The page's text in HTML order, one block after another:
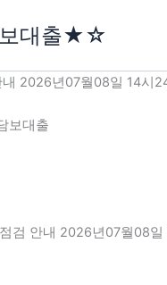
대출★☆
2026년07월08일 14시
보대출
검 안내 2026년07월08일